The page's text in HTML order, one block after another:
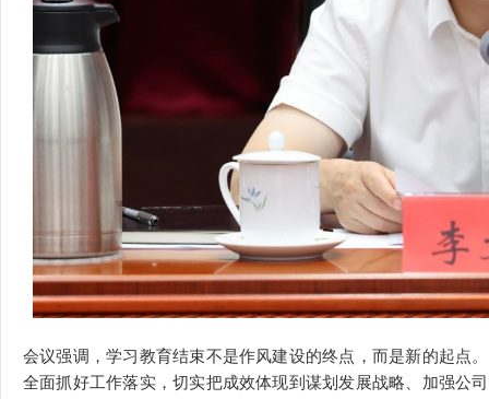
会议强调，学习教育结束不是作风建设的终点，而是新的起点
全面抓好工作落实，切实把成效体现到谋划发展战略、加强公